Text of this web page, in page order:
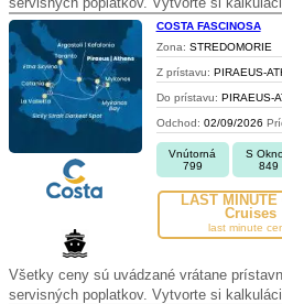
COSTA FASCINOSA
Zona: STREDOMORIE
Z prístavu: PIRAEUS-
Do prístavu: PIRAEUS-
Odchod: 02/09/2026
Vnútorná
799
S
849
LAST MINUTE
Cruises
last minute
Všetky ceny sú uvádzané vrátane
servisných poplatkov. Vytvorte si